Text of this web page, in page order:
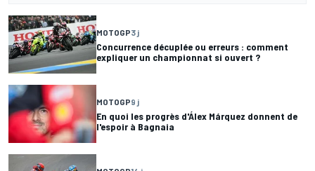
MOTOGP3 j
Concurrence décuplée ou erreurs : comment
expliquer un championnat si ouvert ?
MOTOGP9 j
En quoi les progrès d'Álex Márquez donnent de
l'espoir à Bagnaia